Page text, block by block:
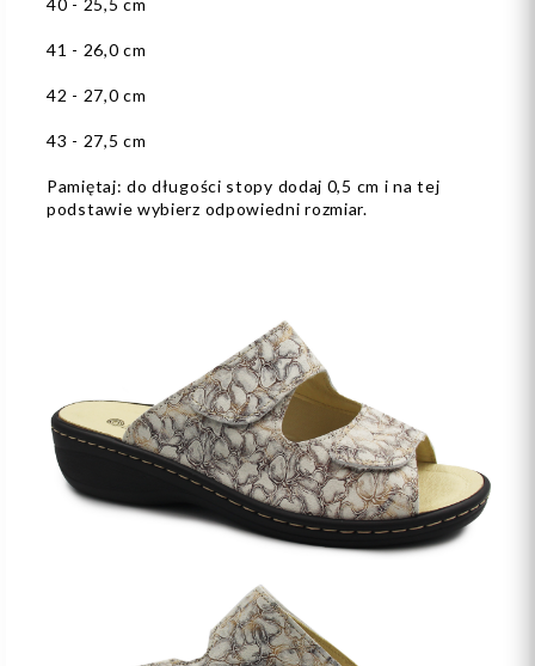
40 - 25,5 cm
41 - 26,0 cm
42 - 27,0 cm
43 - 27,5 cm
Pamiętaj: do długości stopy dodaj 0,5 cm i na tej
podstawie wybierz odpowiedni rozmiar.